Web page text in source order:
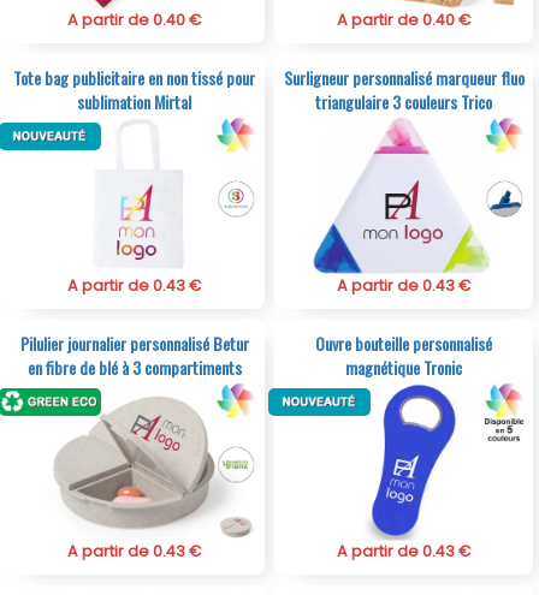
A partir de 0.40 € A partir de 0.40 €
Tote bag publicitaire en non tissé pour
sublimation Mirtal
A partir de 0.43 €
Surligneur personnalisé marqueur fluo
triangulaire 3 couleurs Trico
A partir de 0.43 €
Pilulier journalier personnalisé Betur
en fibre de blé à 3 compartiments
A partir de 0.43 €
Ouvre bouteille personnalisé
magnétique Tronic
A partir de 0.43 €